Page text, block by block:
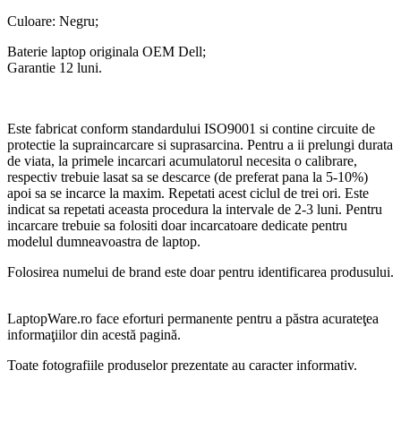
Culoare: Negru;
Baterie laptop originala OEM Dell;
Garantie 12 luni.
Este fabricat conform standardului ISO9001 si contine circuite de
protectie la supraincarcare si suprasarcina. Pentru a ii prelungi durata
de viata, la primele incarcari acumulatorul necesita o calibrare,
respectiv trebuie lasat sa se descarce (de preferat pana la 5-10%)
apoi sa se incarce la maxim. Repetati acest ciclul de trei ori. Este
indicat sa repetati aceasta procedura la intervale de 2-3 luni. Pentru
incarcare trebuie sa folositi doar incarcatoare dedicate pentru
modelul dumneavoastra de laptop.
Folosirea numelui de brand este doar pentru identificarea produsului.
LaptopWare.ro face eforturi permanente pentru a păstra acurateţea
informaţiilor din acestă pagină.
Toate fotografiile produselor prezentate au caracter informativ.